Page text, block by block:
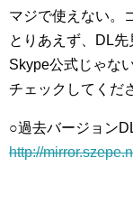
マジで使えない。
とりあえず、DL先
Skype公式じゃな
チェックしてくだ
○過去バージョン
http://